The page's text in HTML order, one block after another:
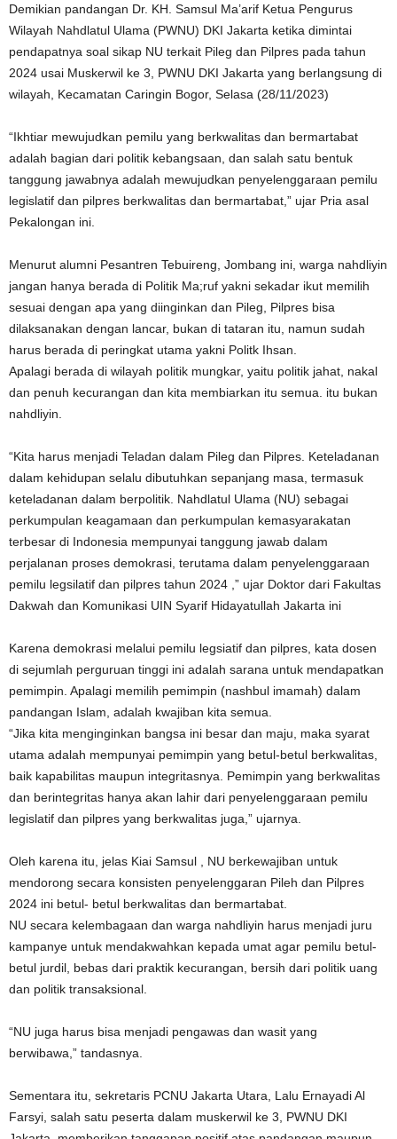
Demikian pandangan Dr. KH. Samsul Ma’arif Ketua Pengurus
Wilayah Nahdlatul Ulama (PWNU) DKI Jakarta ketika dimintai
pendapatnya soal sikap NU terkait Pileg dan Pilpres pada tahun
2024 usai Muskerwil ke 3, PWNU DKI Jakarta yang berlangsung di
wilayah, Kecamatan Caringin Bogor, Selasa (28/11/2023)
“Ikhtiar mewujudkan pemilu yang berkwalitas dan bermartabat
adalah bagian dari politik kebangsaan, dan salah satu bentuk
tanggung jawabnya adalah mewujudkan penyelenggaraan pemilu
legislatif dan pilpres berkwalitas dan bermartabat,” ujar Pria asal
Pekalongan ini.
Menurut alumni Pesantren Tebuireng, Jombang ini, warga nahdliyin
jangan hanya berada di Politik Ma;ruf yakni sekadar ikut memilih
sesuai dengan apa yang diinginkan dan Pileg, Pilpres bisa
dilaksanakan dengan lancar, bukan di tataran itu, namun sudah
harus berada di peringkat utama yakni Politk Ihsan.
Apalagi berada di wilayah politik mungkar, yaitu politik jahat, nakal
dan penuh kecurangan dan kita membiarkan itu semua. itu bukan
nahdliyin.
“Kita harus menjadi Teladan dalam Pileg dan Pilpres. Keteladanan
dalam kehidupan selalu dibutuhkan sepanjang masa, termasuk
keteladanan dalam berpolitik. Nahdlatul Ulama (NU) sebagai
perkumpulan keagamaan dan perkumpulan kemasyarakatan
terbesar di Indonesia mempunyai tanggung jawab dalam
perjalanan proses demokrasi, terutama dalam penyelenggaraan
pemilu legsilatif dan pilpres tahun 2024 ,” ujar Doktor dari Fakultas
Dakwah dan Komunikasi UIN Syarif Hidayatullah Jakarta ini
Karena demokrasi melalui pemilu legsiatif dan pilpres, kata dosen
di sejumlah perguruan tinggi ini adalah sarana untuk mendapatkan
pemimpin. Apalagi memilih pemimpin (nashbul imamah) dalam
pandangan Islam, adalah kwajiban kita semua.
“Jika kita menginginkan bangsa ini besar dan maju, maka syarat
utama adalah mempunyai pemimpin yang betul-betul berkwalitas,
baik kapabilitas maupun integritasnya. Pemimpin yang berkwalitas
dan berintegritas hanya akan lahir dari penyelenggaraan pemilu
legislatif dan pilpres yang berkwalitas juga,” ujarnya.
Oleh karena itu, jelas Kiai Samsul , NU berkewajiban untuk
mendorong secara konsisten penyelenggaran Pileh dan Pilpres
2024 ini betul- betul berkwalitas dan bermartabat.
NU secara kelembagaan dan warga nahdliyin harus menjadi juru
kampanye untuk mendakwahkan kepada umat agar pemilu betul-
betul jurdil, bebas dari praktik kecurangan, bersih dari politik uang
dan politik transaksional.
“NU juga harus bisa menjadi pengawas dan wasit yang
berwibawa,” tandasnya.
Sementara itu, sekretaris PCNU Jakarta Utara, Lalu Ernayadi Al
Farsyi, salah satu peserta dalam muskerwil ke 3, PWNU DKI